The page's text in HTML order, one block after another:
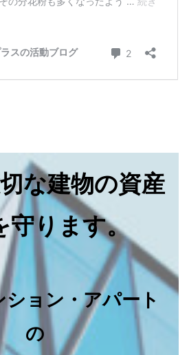
な建物の資産
守ります。
ション・アパート
の